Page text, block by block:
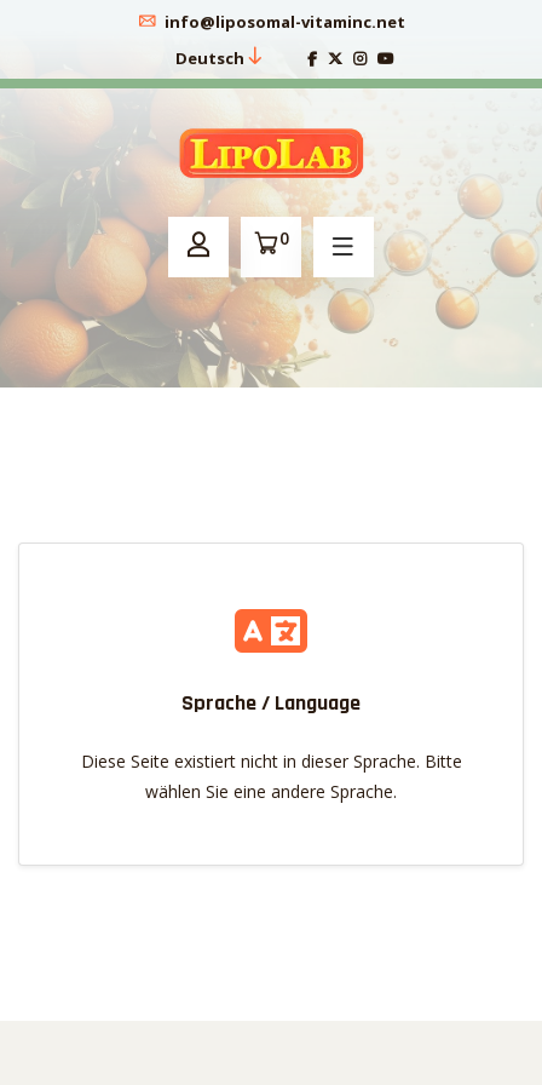
info@liposomal-vitaminc.net
Deutsch
0
Sprache / Language
Diese Seite existiert nicht in dieser Sprache. Bitte
wählen Sie eine andere Sprache.